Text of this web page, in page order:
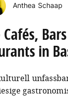
Anthea Schaap
in